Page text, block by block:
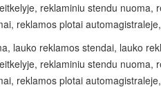
reklaminiu stendu
reklamos plotai
lauko reklamos stendai, lauko
reklaminiu stendu
reklamos plotai